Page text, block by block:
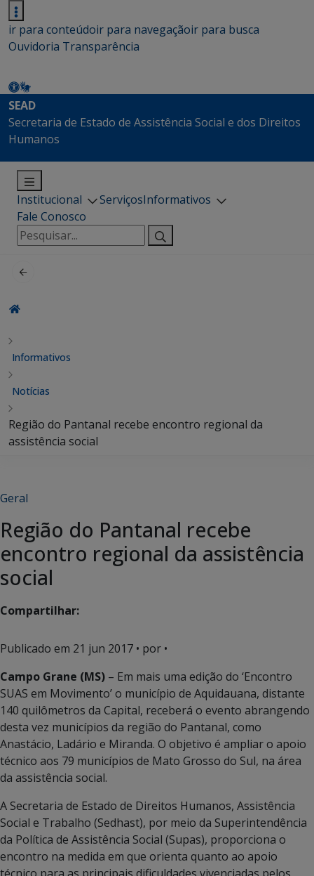
ir para conteúdoir para navegaçãoir para busca
Ouvidoria Transparência
SEAD
Secretaria de Estado de Assistência Social e dos Direitos
Humanos
Institucional ServiçosInformativos
Fale Conosco
Pesquisar
por:
Informativos
Notícias
Região do Pantanal recebe encontro regional da
assistência social
Geral
Região do Pantanal recebe
encontro regional da assistência
social
Compartilhar:
Publicado em 21 jun 2017 • por •
Campo Grane (MS) – Em mais uma edição do ‘Encontro
SUAS em Movimento’ o município de Aquidauana, distante
140 quilômetros da Capital, receberá o evento abrangendo
desta vez municípios da região do Pantanal, como
Anastácio, Ladário e Miranda. O objetivo é ampliar o apoio
técnico aos 79 municípios de Mato Grosso do Sul, na área
da assistência social.
A Secretaria de Estado de Direitos Humanos, Assistência
Social e Trabalho (Sedhast), por meio da Superintendência
da Política de Assistência Social (Supas), proporciona o
encontro na medida em que orienta quanto ao apoio